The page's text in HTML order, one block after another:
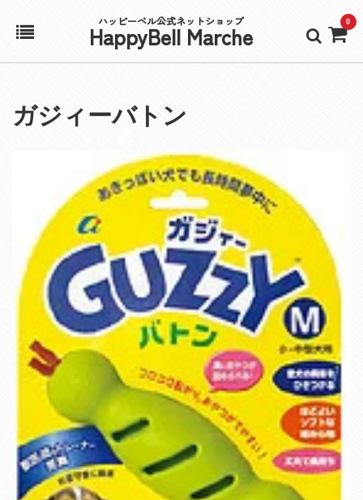
ハッピーベル公式ネットショップ
HappyBell Marche 0
アカウント
ガジィーバトン